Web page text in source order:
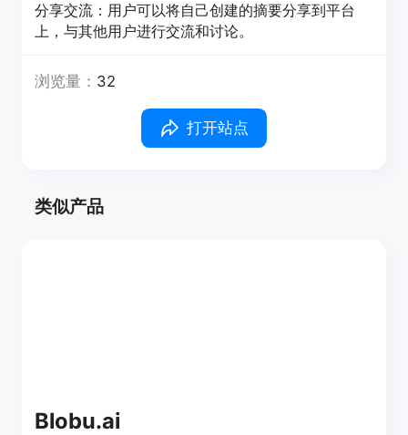
分享交流：用户可以将自己创建的摘要分享到平台
上，与其他用户进行交流和讨论。
浏览量： 32
打开站点
类似产品
Blobu.ai